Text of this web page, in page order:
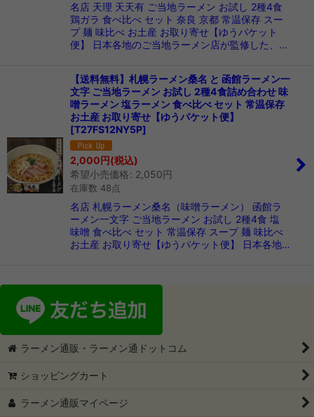
名店 天理 天天有 ご当地ラーメン お試し 2種4食
鶏ガラ 食べ比べ セット 奈良 京都 常温保存 スー
プ 麺 味比べ お土産 お取り寄せ【ゆうパケット
便】 日本各地のご当地ラーメン店が監修した、…
【送料無料】札幌ラーメン桑名 と 函館ラーメン一
文字 ご当地ラーメン お試し 2種4食詰め合わせ 味
噌ラーメン 塩ラーメン 食べ比べ セット 常温保存
お土産 お取り寄せ【ゆうパケット便】
[T27FS12NY5P]
2,000円(税込)
希望小売価格: 2,050円
在庫数 48点
名店 札幌ラーメン桑名（味噌ラーメン） 函館ラ
ーメン一文字 ご当地ラーメン お試し 2種4食 塩
味噌 食べ比べ セット 常温保存 スープ 麺 味比べ
お土産 お取り寄せ【ゆうパケット便】 日本各地…
ラーメン通販・ラーメン通ドットコム
ショッピングカート
ラーメン通販マイページ